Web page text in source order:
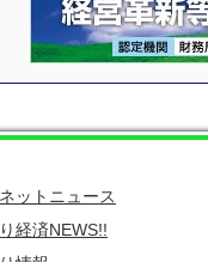
ットニュース
経済NEWS!!